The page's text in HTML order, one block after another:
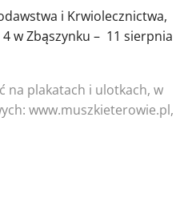
i Krwiolecznictwa,
w Zbąszynku – 11 sierpnia
na plakatach i ulotkach, w
www.muszkieterowie.pl,